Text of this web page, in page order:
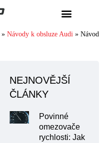
» Návody k obsluze Audi » Návod
NEJNOVĚJŠÍ
ČLÁNKY
Povinné
omezovače
rychlosti: Jak